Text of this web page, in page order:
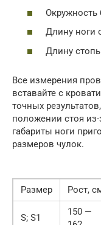
Окружность
Длину ноги
Длину
Все измерения
вставайте с
точных
положении стоя
габариты ноги
размеров чулок.
Размер Рост,
S; S1
150 —